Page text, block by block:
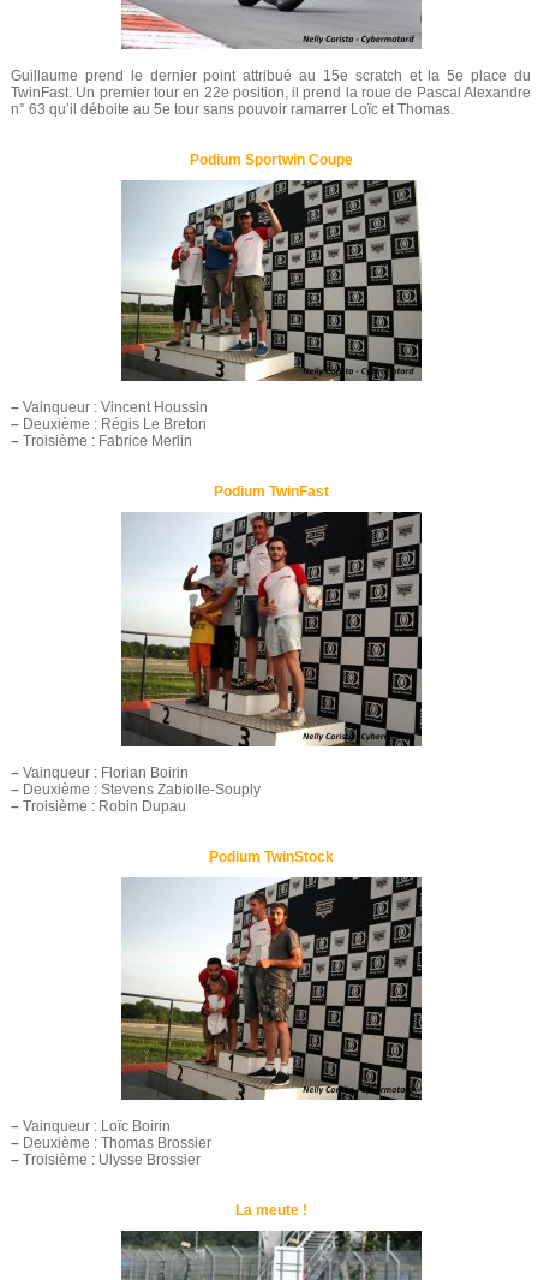
Guillaume prend le dernier point attribué au 15e scratch et la 5e place du
TwinFast. Un premier tour en 22e position, il prend la roue de Pascal Alexandre
n° 63 qu’il déboite au 5e tour sans pouvoir ramarrer Loïc et Thomas.
Podium Sportwin Coupe
– Vainqueur : Vincent Houssin
– Deuxième : Régis Le Breton
– Troisième : Fabrice Merlin
Podium TwinFast
– Vainqueur : Florian Boirin
– Deuxième : Stevens Zabiolle-Souply
– Troisième : Robin Dupau
Podium TwinStock
– Vainqueur : Loïc Boirin
– Deuxième : Thomas Brossier
– Troisième : Ulysse Brossier
La meute !